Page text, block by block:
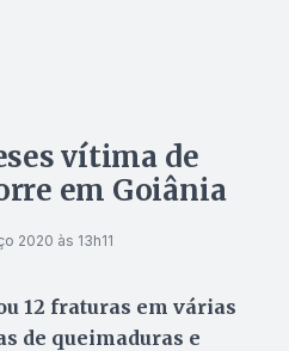
vítima de
em Goiânia
2020 às 13h11
12 fraturas em várias
de queimaduras e